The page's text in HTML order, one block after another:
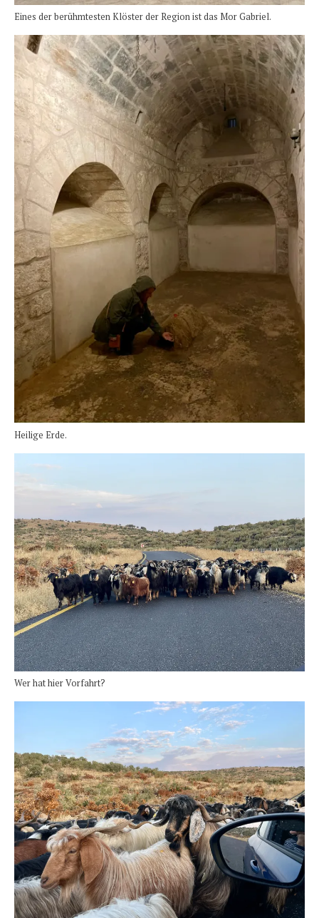
Eines der berühmtesten Klöster der Region ist das Mor Gabriel.
Heilige Erde.
Wer hat hier Vorfahrt?